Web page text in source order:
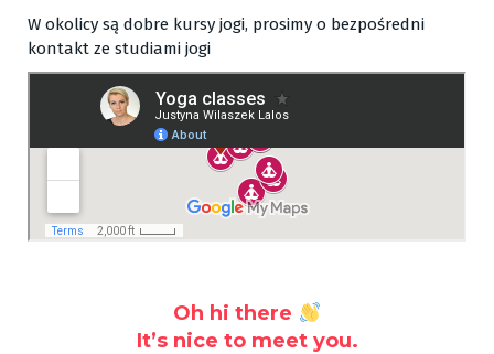
W okolicy są dobre kursy jogi, prosimy o bezpośredni
kontakt ze studiami jogi
Oh hi there
It’s nice to meet you.